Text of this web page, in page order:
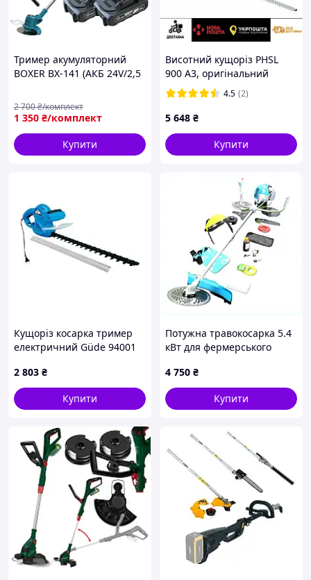
Тример акумуляторний
BOXER BX-141 (АКБ 24V/2,5
косіння до 250 мм
1 350 ₴/комплект
2 700₴/комплект
Купити
Висотний кущоріз PHSL
900 A3, оригінальний
мережевий тример
парксайд для обрізання
живоплоту
4.5 (2)
5 648 ₴
Купити
Кущоріз косарка тример
електричний Güde 94001
2 803 ₴
Купити
Потужна травокосарка 5.4
кВт для фермерського
4 750 ₴
Купити